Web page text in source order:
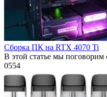
Сборка ПК на RTX 4070 Ti
В этой статье мы
0554